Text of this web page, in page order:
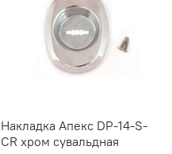
Накладка Апекс DP-14-S-
CR хром сувальдная